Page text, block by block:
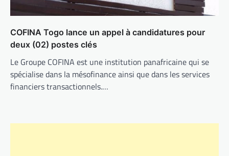
COFINA Togo lance un appel à candidatures pour
deux (02) postes clés
Le Groupe COFINA est une institution panafricaine qui se
spécialise dans la mésofinance ainsi que dans les services
financiers transactionnels.…